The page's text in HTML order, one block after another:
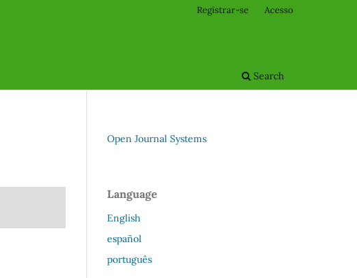
Search
Registrar-se Acesso
Open Journal Systems
Language
English
español
português